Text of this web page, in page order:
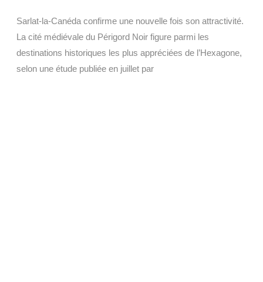
Sarlat-la-Canéda confirme une nouvelle fois son attractivité.
La cité médiévale du Périgord Noir figure parmi les
destinations historiques les plus appréciées de l’Hexagone,
selon une étude publiée en juillet par